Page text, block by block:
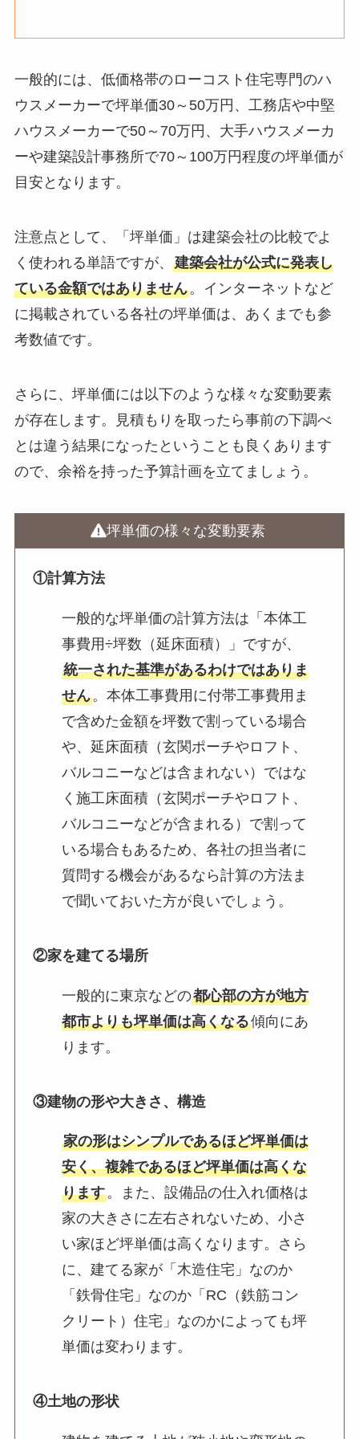
一般的には、低価格帯のローコスト住宅専門のハ
ウスメーカーで坪単価30～50万円、工務店や中堅
ハウスメーカーで50～70万円、大手ハウスメーカ
ーや建築設計事務所で70～100万円程度の坪単価が
目安となります。
注意点として、「坪単価」は建築会社の比較でよ
く使われる単語ですが、 建築会社が公式に発表し
ている金額ではありません。インターネットなど
に掲載されている各社の坪単価は、あくまでも参
考数値です。
さらに、坪単価には以下のような様々な変動要素
が存在します。見積もりを取ったら事前の下調べ
とは違う結果になったということも良くあります
ので、余裕を持った予算計画を立てましょう。
坪単価の様々な変動要素
①計算方法
一般的な坪単価の計算方法は「本体工
事費用÷坪数（延床面積）」ですが、
統一された基準があるわけではありま
せん。本体工事費用に付帯工事費用ま
で含めた金額を坪数で割っている場合
や、延床面積（玄関ポーチやロフト、
バルコニーなどは含まれない）ではな
く施工床面積（玄関ポーチやロフト、
バルコニーなどが含まれる）で割って
いる場合もあるため、各社の担当者に
質問する機会があるなら計算の方法ま
で聞いておいた方が良いでしょう。
②家を建てる場所
一般的に東京などの都心部の方が地方
都市よりも坪単価は高くなる傾向にあ
ります。
③建物の形や大きさ、構造
家の形はシンプルであるほど坪単価は
安く、複雑であるほど坪単価は高くな
ります。また、設備品の仕入れ価格は
家の大きさに左右されないため、小さ
い家ほど坪単価は高くなります。さら
に、建てる家が「木造住宅」なのか
「鉄骨住宅」なのか「RC（鉄筋コン
クリート）住宅」なのかによっても坪
単価は変わります。
④土地の形状